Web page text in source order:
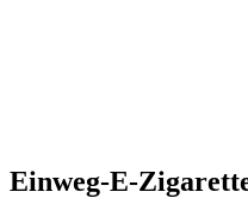
Einweg-E-